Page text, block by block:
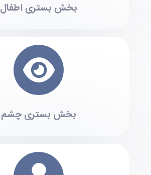
بخش بستری اطفال
بخش بستری چشم